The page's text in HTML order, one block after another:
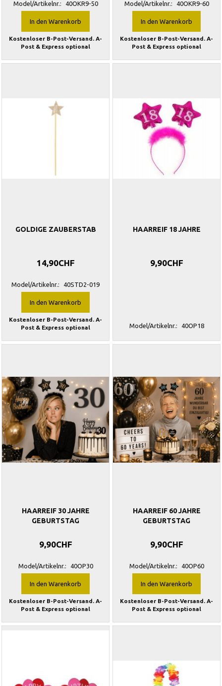
Model/Artikelnr.: 40OKR9-50
In den Warenkorb
Kostenloser B-Post-Versand. A-
Post & Express optional
Model/Artikelnr.: 40OKR9-60
In den Warenkorb
Kostenloser B-Post-Versand. A-
Post & Express optional
GOLDIGE ZAUBERSTAB
14,90CHF
Model/Artikelnr.: 40STD2-019
In den Warenkorb
Kostenloser B-Post-Versand. A-
Post & Express optional
HAARREIF 18 JAHRE
9,90CHF
Model/Artikelnr.: 40OP18
HAARREIF 30 JAHRE
GEBURTSTAG
9,90CHF
Model/Artikelnr.: 40OP30
In den Warenkorb
Kostenloser B-Post-Versand. A-
Post & Express optional
HAARREIF 60 JAHRE
GEBURTSTAG
9,90CHF
Model/Artikelnr.: 40OP60
In den Warenkorb
Kostenloser B-Post-Versand. A-
Post & Express optional